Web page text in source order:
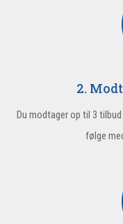
2.
Du modtager op til 3
følge